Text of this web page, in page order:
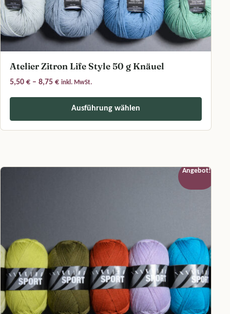
Atelier Zitron Life Style 50 g Knäuel
5,50 € – 8,75 €Preisspanne: 5,50 € bis 8,75 €
inkl. MwSt.
Ausführung wählen
Angebot!